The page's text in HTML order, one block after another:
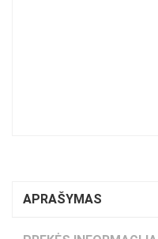
APRAŠYMAS